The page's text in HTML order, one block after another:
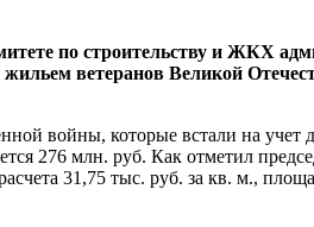
по строительству и ЖКХ
ветеранов Великой
войны, которые встали на учет
276 млн. руб. Как отметил
31,75 тыс. руб. за кв. м.,